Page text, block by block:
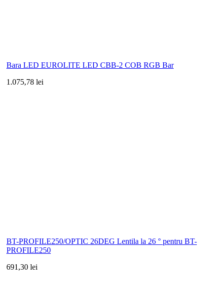
Bara LED EUROLITE LED CBB-2 COB RGB Bar
1.075,78 lei
BT-PROFILE250/OPTIC 26DEG Lentila la 26 ° pentru BT-
PROFILE250
691,30 lei